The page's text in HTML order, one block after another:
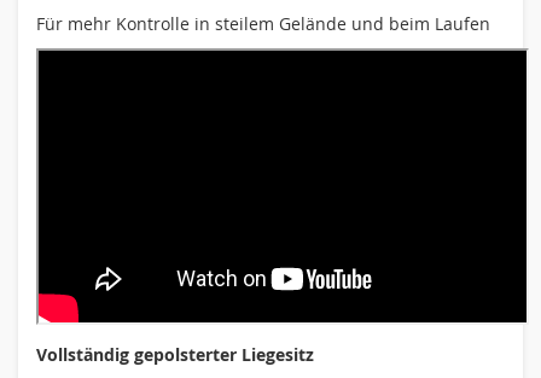
Für mehr Kontrolle in steilem Gelände und beim Laufen
Vollständig gepolsterter Liegesitz